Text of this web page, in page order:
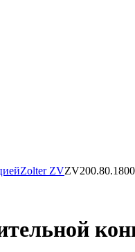
Zolter ZVZV200.80.1800